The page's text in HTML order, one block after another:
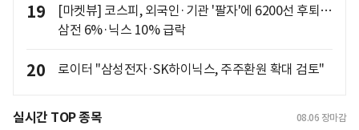
19
[마켓뷰] 코스피, 외국인·기관 '팔자'에 6200선 후퇴…
삼전 6%·닉스 10% 급락
20 로이터 "삼성전자·SK하이닉스, 주주환원 확대 검토"
실시간 TOP 종목 08.06 장마감